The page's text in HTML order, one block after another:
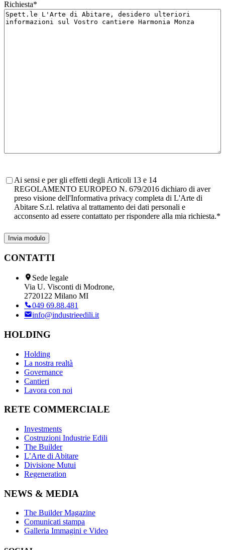
Richiesta*
Consenso*
Ai sensi e per gli effetti degli Articoli 13 e 14
REGOLAMENTO EUROPEO N. 679/2016 dichiaro di aver
preso visione dell'Informativa privacy completa di L'Arte di
Abitare S.r.l. relativa al trattamento dei dati personali e
acconsento ad essere contattato per rispondere alla mia richiesta.*
CONTATTI
Sede legale
Via U. Visconti di Modrone,
2720122 Milano MI
049 69.88.481
info@industrieedili.it
HOLDING
Holding
La nostra realtà
Governance
Cantieri
Lavora con noi
RETE COMMERCIALE
Investments
Costruzioni Industrie Edili
The Builder
L’Arte di Abitare
Divisione Mutui
Regeneration
NEWS & MEDIA
The Builder Magazine
Comunicati stampa
Galleria Immagini e Video